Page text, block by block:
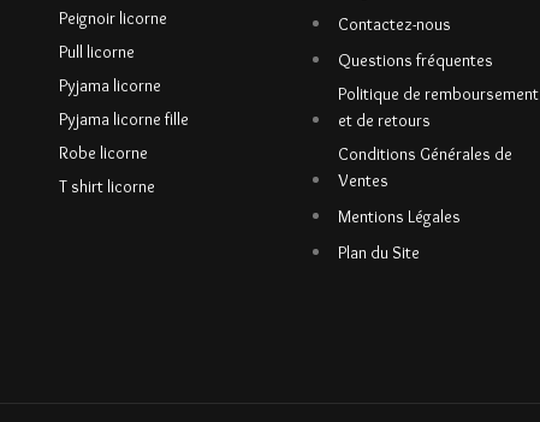
Peignoir licorne
Pull licorne
Pyjama licorne
Pyjama licorne fille
Robe licorne
T shirt licorne
Contactez-nous
Questions fréquentes
Politique de remboursement
et de retours
Conditions Générales de
Ventes
Mentions Légales
Plan du Site